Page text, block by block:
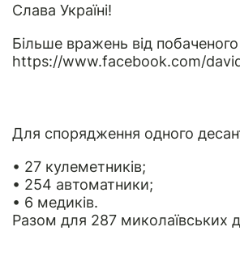
Слава Україні!
Більше вражень від
https://www.facebook.com/
Для спорядження одного
• 27 кулеметників;
• 254 автоматники;
• 6 медиків.
Разом для 287 миколаївських